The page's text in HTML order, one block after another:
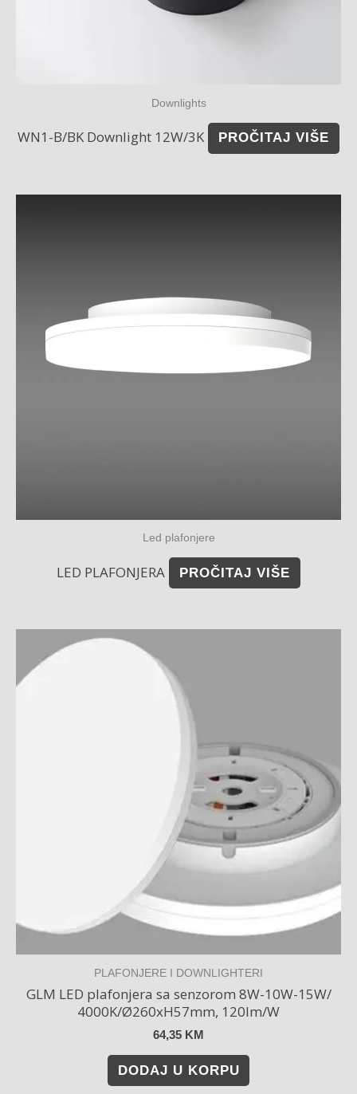
Downlights
WN1-B/BK Downlight 12W/3K PROČITAJ VIŠE
Led plafonjere
LED PLAFONJERA PROČITAJ VIŠE
PLAFONJERE I DOWNLIGHTERI
GLM LED plafonjera sa senzorom 8W-10W-15W/
4000K/Ø260xH57mm, 120lm/W
64,35 KM
DODAJ U KORPU